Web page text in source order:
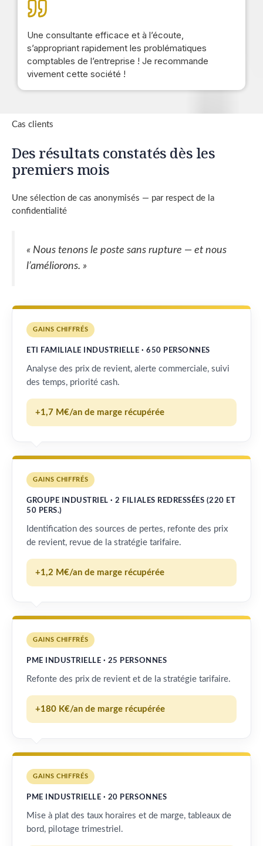
Une consultante efficace et à l’écoute,
s’appropriant rapidement les problématiques
comptables de l’entreprise ! Je recommande
vivement cette société !
Cas clients
Des résultats constatés dès les
premiers mois
Une sélection de cas anonymisés — par respect de la
confidentialité
« Nous tenons le poste sans rupture — et nous
l’améliorons. »
GAINS CHIFFRÉS
ETI FAMILIALE INDUSTRIELLE · 650 PERSONNES
Analyse des prix de revient, alerte commerciale, suivi
des temps, priorité cash.
+1,7 M€/an de marge récupérée
GAINS CHIFFRÉS
GROUPE INDUSTRIEL · 2 FILIALES REDRESSÉES (220 ET
50 PERS.)
Identification des sources de pertes, refonte des prix
de revient, revue de la stratégie tarifaire.
+1,2 M€/an de marge récupérée
GAINS CHIFFRÉS
PME INDUSTRIELLE · 25 PERSONNES
Refonte des prix de revient et de la stratégie tarifaire.
+180 K€/an de marge récupérée
GAINS CHIFFRÉS
PME INDUSTRIELLE · 20 PERSONNES
Mise à plat des taux horaires et de marge, tableaux de
bord, pilotage trimestriel.